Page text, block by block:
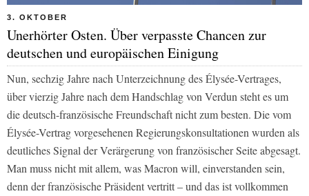
3. OKTOBER
Unerhörter Osten. Über verpasste Chancen zur
deutschen und europäischen Einigung
Nun, sechzig Jahre nach Unterzeichnung des Élysée-Vertrages,
über vierzig Jahre nach dem Handschlag von Verdun steht es um
die deutsch-französische Freundschaft nicht zum besten. Die vom
Élysée-Vertrag vorgesehenen Regierungskonsultationen wurden als
deutliches Signal der Verärgerung von französischer Seite abgesagt.
Man muss nicht mit allem, was Macron will, einverstanden sein,
denn der französische Präsident vertritt – und das ist vollkommen